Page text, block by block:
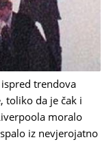
trendova
toliko da je čak i
moralo
iz nevjerojatno